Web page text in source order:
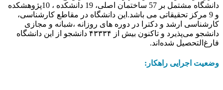
دانشگاه مشتمل بر 57 ساختمان اصلی، 19 دانشکده ، 10پژوهشکده
و 9 مرکز تحقیقاتی می باشد.این دانشگاه در مقاطع کارشناسی،
کارشناسی ارشد و دکترا در دوره های روزانه ،شبانه و مجازی
دانشجو می‌پذیرد و تاکنون بیش از ۴۳۳۳۴ دانشجو از این دانشگاه
فارغ‌التحصیل شده‌اند.
وضعیت اجرایی راهکار: